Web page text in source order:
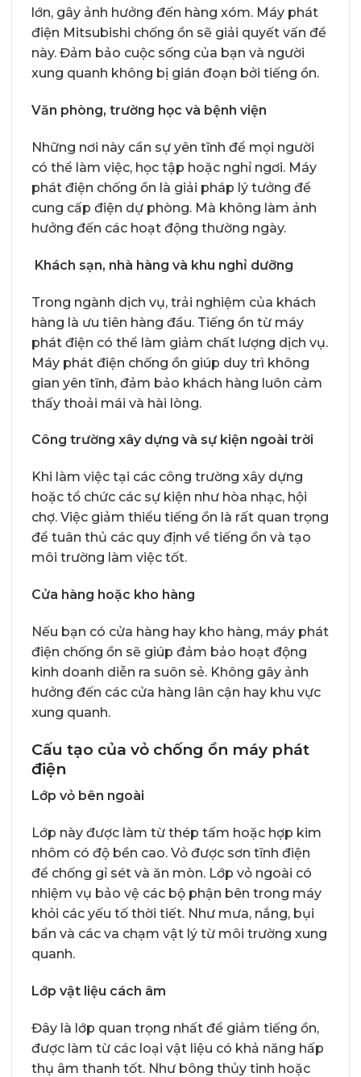
lớn, gây ảnh hưởng đến hàng xóm. Máy phát
điện Mitsubishi chống ồn sẽ giải quyết vấn đề
này. Đảm bảo cuộc sống của bạn và người
xung quanh không bị gián đoạn bởi tiếng ồn.
Văn phòng, trường học và bệnh viện
Những nơi này cần sự yên tĩnh để mọi người
có thể làm việc, học tập hoặc nghỉ ngơi. Máy
phát điện chống ồn là giải pháp lý tưởng để
cung cấp điện dự phòng. Mà không làm ảnh
hưởng đến các hoạt động thường ngày.
Khách sạn, nhà hàng và khu nghỉ dưỡng
Trong ngành dịch vụ, trải nghiệm của khách
hàng là ưu tiên hàng đầu. Tiếng ồn từ máy
phát điện có thể làm giảm chất lượng dịch vụ.
Máy phát điện chống ồn giúp duy trì không
gian yên tĩnh, đảm bảo khách hàng luôn cảm
thấy thoải mái và hài lòng.
Công trường xây dựng và sự kiện ngoài trời
Khi làm việc tại các công trường xây dựng
hoặc tổ chức các sự kiện như hòa nhạc, hội
chợ. Việc giảm thiểu tiếng ồn là rất quan trọng
để tuân thủ các quy định về tiếng ồn và tạo
môi trường làm việc tốt.
Cửa hàng hoặc kho hàng
Nếu bạn có cửa hàng hay kho hàng, máy phát
điện chống ồn sẽ giúp đảm bảo hoạt động
kinh doanh diễn ra suôn sẻ. Không gây ảnh
hưởng đến các cửa hàng lân cận hay khu vực
xung quanh.
Cấu tạo của vỏ chống ồn máy phát
điện
Lớp vỏ bên ngoài
Lớp này được làm từ thép tấm hoặc hợp kim
nhôm có độ bền cao. Vỏ được sơn tĩnh điện
để chống gỉ sét và ăn mòn. Lớp vỏ ngoài có
nhiệm vụ bảo vệ các bộ phận bên trong máy
khỏi các yếu tố thời tiết. Như mưa, nắng, bụi
bẩn và các va chạm vật lý từ môi trường xung
quanh.
Lớp vật liệu cách âm
Đây là lớp quan trọng nhất để giảm tiếng ồn,
được làm từ các loại vật liệu có khả năng hấp
thụ âm thanh tốt. Như bông thủy tinh hoặc